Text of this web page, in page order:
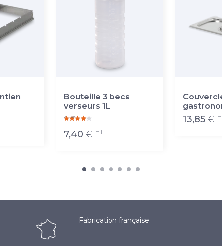
Bouteille 3 becs
verseurs 1L
2 avis
7,40 € HT
13,85 €
Fabrication française.